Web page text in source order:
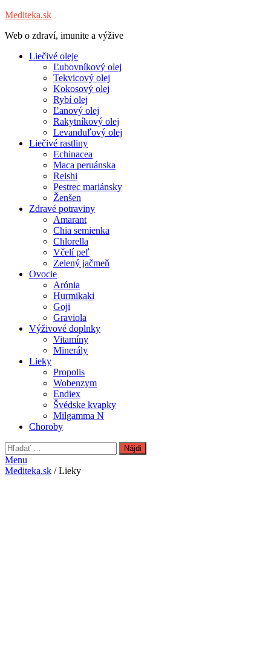
Mediteka.sk
Web o zdraví, imunite a výžive
Liečivé oleje
Ľubovníkový olej
Tekvicový olej
Kokosový olej
Rybí olej
Ľanový olej
Rakytníkový olej
Levanduľový olej
Liečivé rastliny
Echinacea
Maca peruánska
Reishi
Pestrec mariánsky
Ženšen
Zdravé potraviny
Amarant
Chia semienka
Chlorella
Včelí peľ
Zelený jačmeň
Ovocie
Arónia
Hurmikaki
Goji
Graviola
Výživové doplnky
Vitamíny
Minerály
Lieky
Propolis
Wobenzym
Endiex
Švédske kvapky
Milgamma N
Choroby
Hľadať:
Menu
Mediteka.sk / Lieky